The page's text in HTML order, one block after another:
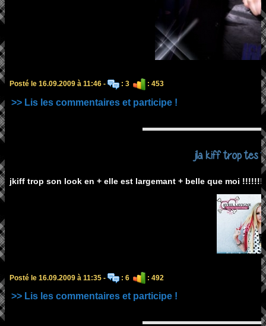
Posté le 16.09.2009 à 11:46 - : 3 : 453
>> Lis les commentaires et participe !
jla kiff trop tes
jkiff trop son look en + elle est largemant + belle que moi !!!!!!!
Posté le 16.09.2009 à 11:35 - : 6 : 492
>> Lis les commentaires et participe !